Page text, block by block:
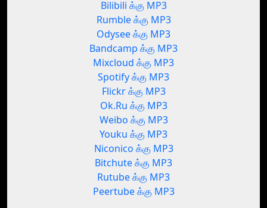
Bilibili க்கு MP3
Rumble க்கு MP3
Odysee க்கு MP3
Bandcamp க்கு MP3
Mixcloud க்கு MP3
Spotify க்கு MP3
Flickr க்கு MP3
Ok.Ru க்கு MP3
Weibo க்கு MP3
Youku க்கு MP3
Niconico க்கு MP3
Bitchute க்கு MP3
Rutube க்கு MP3
Peertube க்கு MP3